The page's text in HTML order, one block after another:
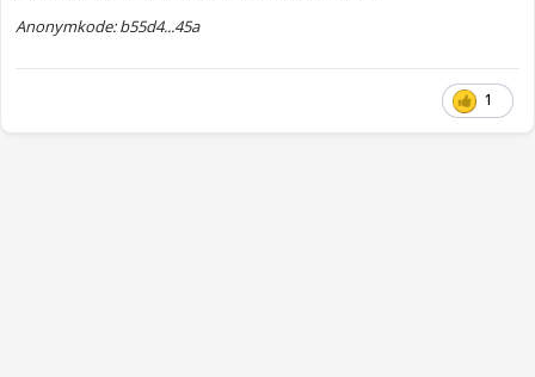
Anonymkode: b55d4...45a
1